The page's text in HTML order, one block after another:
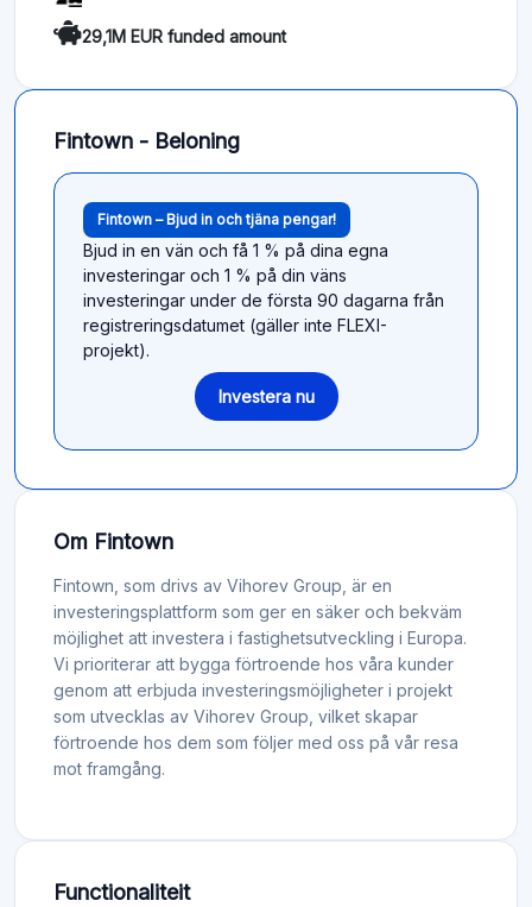
29,1M EUR funded amount
Fintown - Beloning
Fintown – Bjud in och tjäna pengar!
Bjud in en vän och få 1 % på dina egna
investeringar och 1 % på din väns
investeringar under de första 90 dagarna från
registreringsdatumet (gäller inte FLEXI-
projekt).
Investera nu
Om Fintown
Fintown, som drivs av Vihorev Group, är en
investeringsplattform som ger en säker och bekväm
möjlighet att investera i fastighetsutveckling i Europa.
Vi prioriterar att bygga förtroende hos våra kunder
genom att erbjuda investeringsmöjligheter i projekt
som utvecklas av Vihorev Group, vilket skapar
förtroende hos dem som följer med oss på vår resa
mot framgång.
Functionaliteit